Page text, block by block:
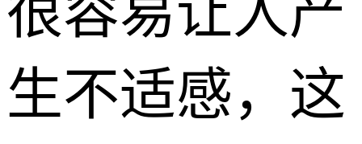
很容易让人产
生不适感，这